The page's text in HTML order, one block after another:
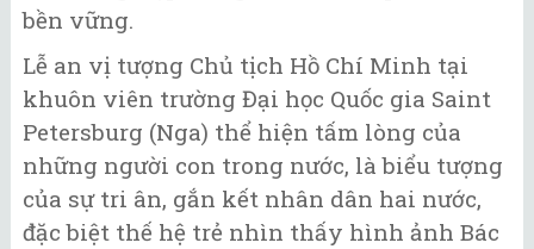
bền vững.
Lễ an vị tượng Chủ tịch Hồ Chí Minh tại
khuôn viên trường Đại học Quốc gia Saint
Petersburg (Nga) thể hiện tấm lòng của
những người con trong nước, là biểu tượng
của sự tri ân, gắn kết nhân dân hai nước,
đặc biệt thế hệ trẻ nhìn thấy hình ảnh Bác